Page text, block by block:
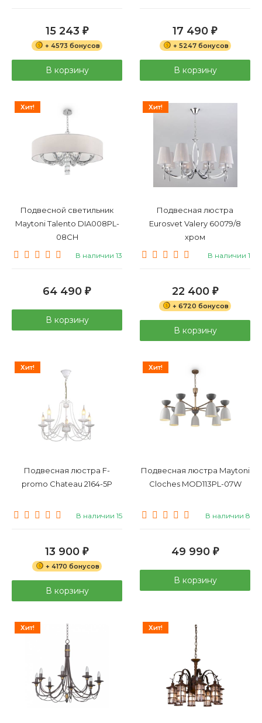
15 243 ₽
+ 4573 бонусов
В корзину
17 490 ₽
+ 5247 бонусов
В корзину
Хит!
Подвесной светильник
Maytoni Talento DIA008PL-
08CH
В наличии 13
64 490 ₽
В корзину
Хит!
Подвесная люстра
Eurosvet Valery 60079/8
хром
В наличии 1
22 400 ₽
+ 6720 бонусов
В корзину
Хит!
Подвесная люстра F-
promo Chateau 2164-5P
В наличии 15
13 900 ₽
+ 4170 бонусов
В корзину
Хит!
Подвесная люстра Maytoni
Cloches MOD113PL-07W
В наличии 8
49 990 ₽
В корзину
Хит! Хит!